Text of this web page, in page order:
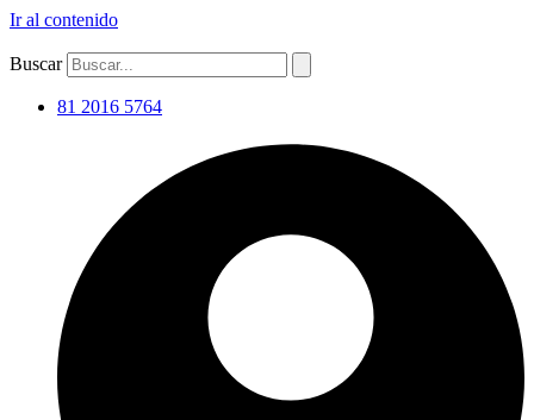
Ir al contenido
Buscar
81 2016 5764